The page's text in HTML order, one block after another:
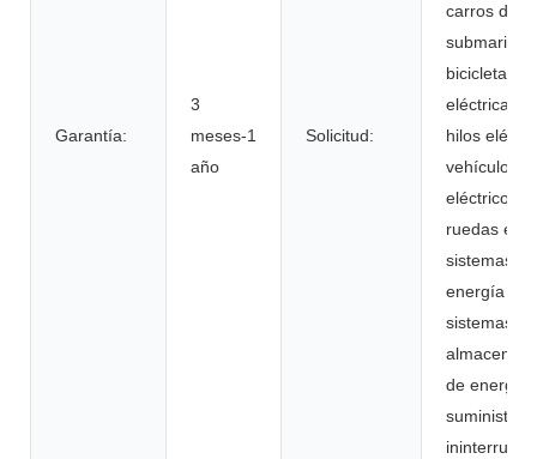
Garantía:
3
meses-1
año
Solicitud:
carros de
bicicletas
eléctricas/
hilos
vehículos
eléctricos,
ruedas
sistemas de
energía
sistemas de
de energía
suministros